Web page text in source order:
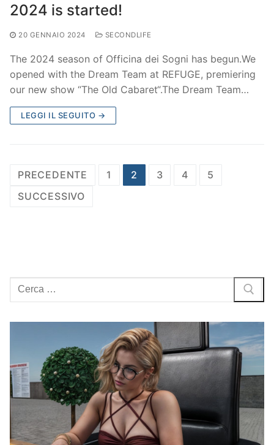
2024 is started!
20 GENNAIO 2024 SECONDLIFE
The 2024 season of Officina dei Sogni has begun.We
opened with the Dream Team at REFUGE, premiering
our new show “The Old Cabaret“.The Dream Team…
LEGGI IL SEGUITO →
Paginazione
degli
PRECEDENTE 1 2 3 4
5
SUCCESSIVO
Cerca: